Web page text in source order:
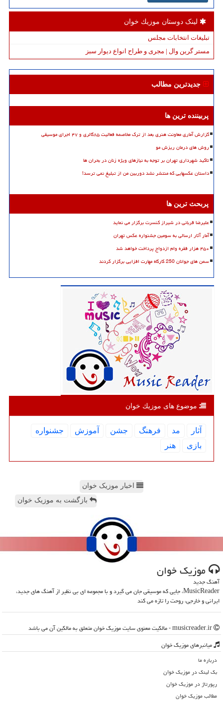
لینک دوستان موزیك خوان
تبلیغات انتخابات مجلس
مستر گرین وال | مجری و طراح انواع دیوار سبز
جدیدترین مطالب
پربیننده ترین ها
گزارش آماری معاونت هنری بعد از ترک مخاصمه فعالیت ۸۵گالری و ۴۷ اجرای موسیقی
روش های درمان ریزش مو
تاکید شهرداری تهران بر توجه به نیازهای ویژه زنان در بحران ها
داستان عکسهایی که منتشر نشد دوربین من از تبلیغ نمی ترسد!
پربحث ترین ها
علیرضا قربانی در شیراز کنسرت برگزار می نماید
آمار آثار ارسالی به سومین جشنواره عکس تهران
۴۵۰ هزار فقره وام ازدواج پرداخت خواهد شد
سمن های جوانان 250 کارگاه مهارت افزایی برگزار کردند
موضوع های موزیك خوان
آثار مد فرهنگ جشن آموزش
جشنواره
بازی
هنر
اخبار موزیک خوان
بازگشت به موزیک خوان
موزیك خوان
آهنگ جدید
MusicReader، جایی که موسیقی جان می گیرد و با مجموعه ای بی نظیر از آهنگ های جدید،
ایرانی و خارجی، روحت را تازه می کند
میانبرهای موزیك خوان
درباره ما
بک لینک در موزیك خوان
رپورتاژ در موزیك خوان
مطالب موزیك خوان